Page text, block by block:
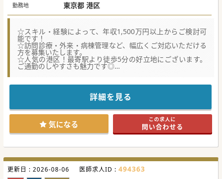
勤務地 東京都 港区
☆スキル・経験によって、年収1,500万円以上からご検討可
能です！
☆訪問診療・外来・病棟管理など、幅広くご対応いただける
方を募集いたします。
☆人気の港区！最寄駅より徒歩5分の好立地にございます。
ご通勤のしやすさも魅力です◎
医療と介護福祉の一体化を目指し、健診センターや介護老人
保健施設、介護予防機能訓練施設を併設する病院です。
地域の患者様からのご要望から訪問診療もスタートさせ、医
療提供を行っています。
職種の垣根を越えたチーム医療を大切にしており、働きやす
い環境が整っています。
人気の港区でアクセス良好、ご年収も1,500万円以上からご
検討可能です！是非お問い合わせください。
詳細を見る
気になる この求人に
問い合わせる
更新日 : 2026-08-06 医師求人ID : 494363